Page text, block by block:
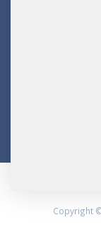
Copyright